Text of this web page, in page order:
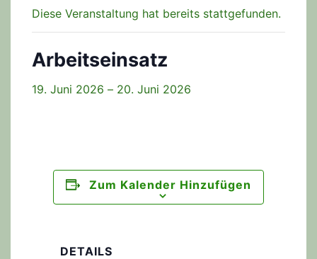
Diese Veranstaltung hat bereits stattgefunden.
Arbeitseinsatz
19. Juni 2026 – 20. Juni 2026
Zum Kalender Hinzufügen
DETAILS